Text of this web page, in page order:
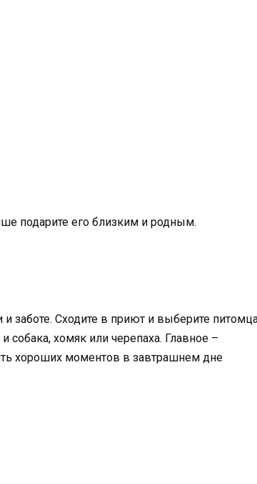
подарите его близким и родным.
заботе. Сходите в приют и выберите
хомяк или черепаха. Главное –
хороших моментов в завтрашнем дне